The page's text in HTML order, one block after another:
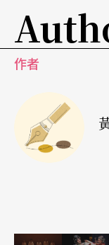
的，但經過李寶
一些疑問和不合
點？但是一想
劇情還是有其
今。其次，古
合理。另一個大
作者